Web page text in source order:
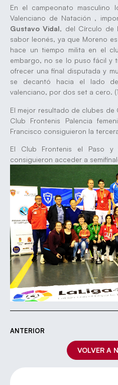
En el campeonato masculino
Valenciano de Natación ,
Gustavo Vidal, del Círculo de
sabor leonés, ya que Moreno
hace un tiempo milita en el
embargo, no se lo puso fácil y
ofrecer una final disputada y
se decantó hacia el lado
valenciano, por dos set a cero.
El mejor resultado de clubes
Club Frontenis Palencia
Francisco consiguieron la
El Club Frontenis el Paso y
consiguieron acceder a
ANTERIOR
VOLVER A